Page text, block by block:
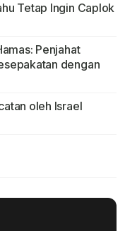
Tetap Ingin Caplok
Penjahat
dengan
oleh Israel